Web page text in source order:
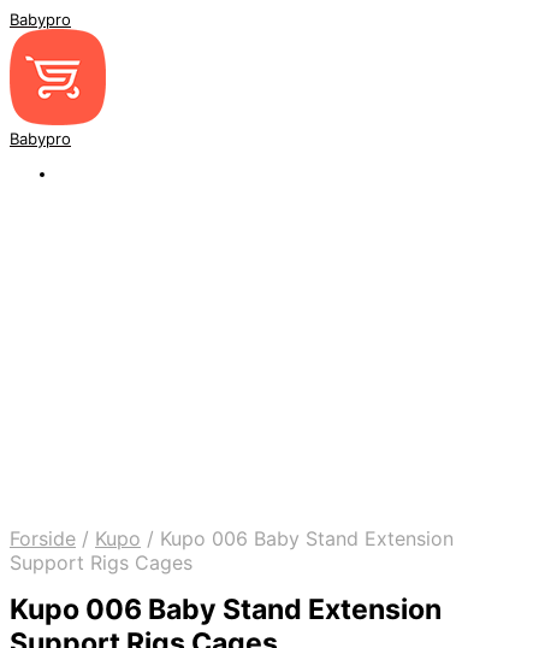
Babypro
Babypro
Forside / Kupo / Kupo 006 Baby Stand Extension
Support Rigs Cages
Kupo 006 Baby Stand Extension